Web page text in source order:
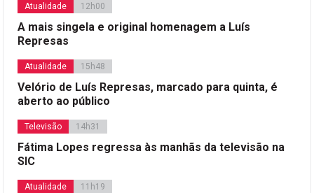
Atualidade 12h00
A mais singela e original homenagem a Luís
Represas
Atualidade 15h48
Velório de Luís Represas, marcado para quinta, é
aberto ao público
Televisão 14h31
Fátima Lopes regressa às manhãs da televisão na
SIC
Atualidade 11h19